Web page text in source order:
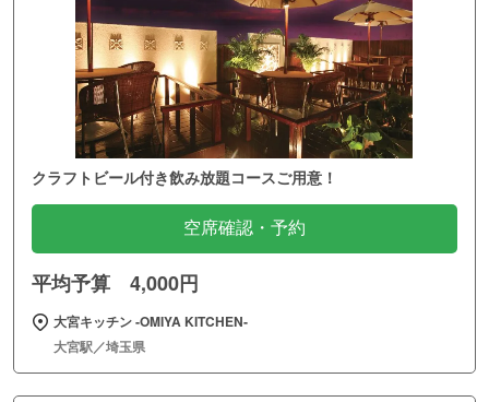
クラフトビール付き飲み放題コースご用意！
空席確認・予約
平均予算 4,000円
大宮キッチン ‐OMIYA KITCHEN‐
大宮駅／埼玉県